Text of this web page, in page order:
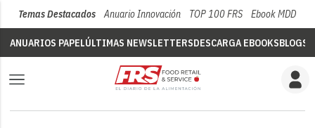
Temas Destacados Anuario Innovación TOP 100 FRS Ebook MDD
ANUARIOS PAPELÚLTIMAS NEWSLETTERSDESCARGA EBOOKSBLOGS